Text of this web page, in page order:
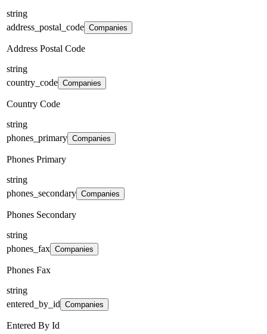
string
address_postal_code Companies
Address Postal Code
string
country_code Companies
Country Code
string
phones_primary Companies
Phones Primary
string
phones_secondary Companies
Phones Secondary
string
phones_fax Companies
Phones Fax
string
entered_by_id Companies
Entered By Id